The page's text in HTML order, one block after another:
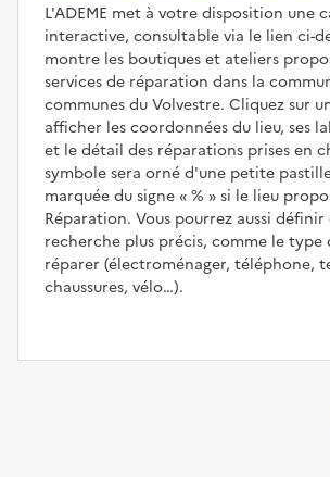
L'ADEME met à votre disposition une
interactive, consultable via le lien ci-
montre les boutiques et ateliers
services de réparation dans la
communes du Volvestre. Cliquez sur
afficher les coordonnées du lieu, ses
et le détail des réparations prises en
symbole sera orné d'une petite
marquée du signe
%
si le lieu
Réparation. Vous pourrez aussi
recherche plus précis, comme le type
réparer (électroménager, téléphone,
chaussures, vélo…).